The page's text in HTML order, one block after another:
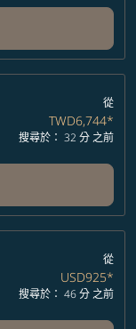
從
TWD6,744*
搜尋於： 32 分 之前
從
USD925*
搜尋於： 46 分 之前